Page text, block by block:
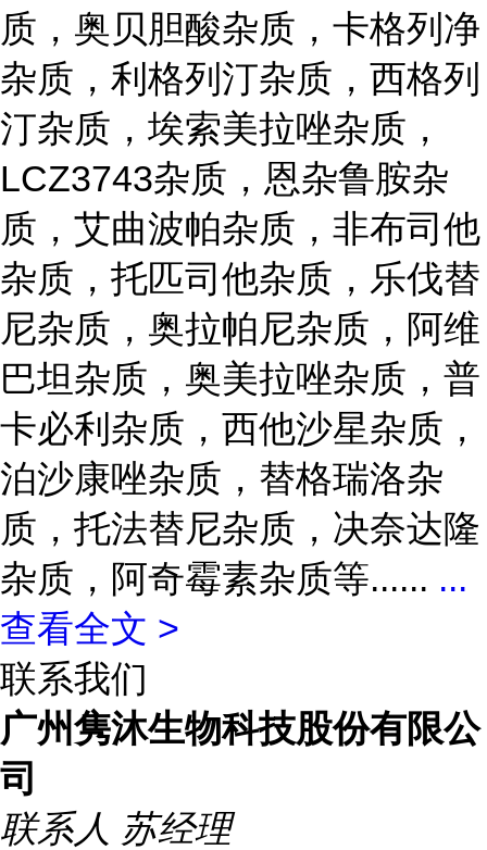
质，奥贝胆酸杂质，卡格列净
杂质，利格列汀杂质，西格列
汀杂质，埃索美拉唑杂质，
LCZ3743杂质，恩杂鲁胺杂
质，艾曲波帕杂质，非布司他
杂质，托匹司他杂质，乐伐替
尼杂质，奥拉帕尼杂质，阿维
巴坦杂质，奥美拉唑杂质，普
卡必利杂质，西他沙星杂质，
泊沙康唑杂质，替格瑞洛杂
质，托法替尼杂质，决奈达隆
杂质，阿奇霉素杂质等...... ...
查看全文 >
联系我们
广州隽沐生物科技股份有限公
司
联系人 苏经理